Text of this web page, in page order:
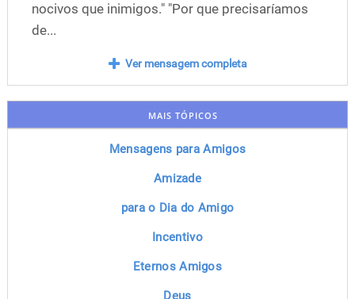
nocivos que inimigos." "Por que precisaríamos
de...
Ver mensagem completa
MAIS TÓPICOS
Mensagens para Amigos
Amizade
para o Dia do Amigo
Incentivo
Eternos Amigos